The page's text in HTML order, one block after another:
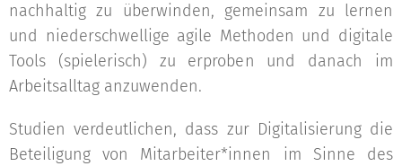
nachhaltig zu überwinden, gemeinsam zu lernen
und niederschwellige agile Methoden und digitale
Tools (spielerisch) zu erproben und danach im
Arbeitsalltag anzuwenden.
Studien verdeutlichen, dass zur Digitalisierung die
Beteiligung von Mitarbeiter*innen im Sinne des